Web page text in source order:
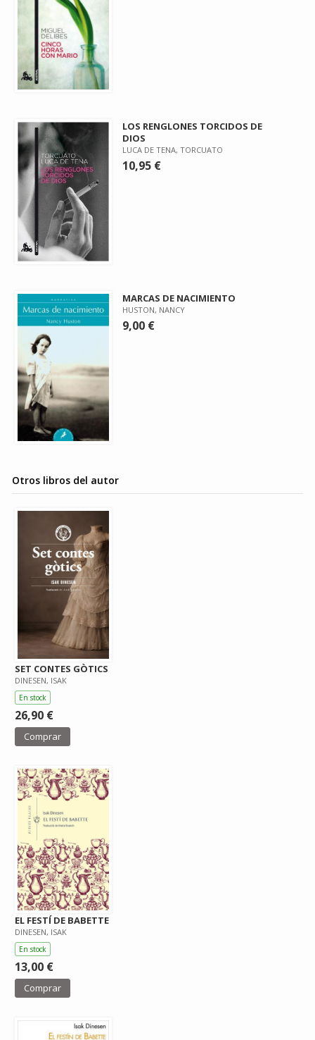
LOS RENGLONES TORCIDOS DE
DIOS
LUCA DE TENA, TORCUATO
10,95 €
MARCAS DE NACIMIENTO
HUSTON, NANCY
9,00 €
Otros libros del autor
SET CONTES GÒTICS
DINESEN, ISAK
En stock
26,90 €
Comprar
EL FESTÍ DE BABETTE
DINESEN, ISAK
En stock
13,00 €
Comprar